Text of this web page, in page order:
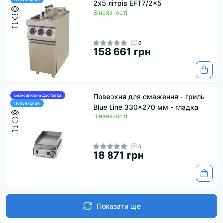
2х5 літрів EFT7/2x5
В наявності
0
158 661 грн
Безкоштовна доставка
Популярний
Поверхня для смаження - гриль
Blue Line 330x270 мм - гладка
В наявності
0
18 871 грн
Показати ще